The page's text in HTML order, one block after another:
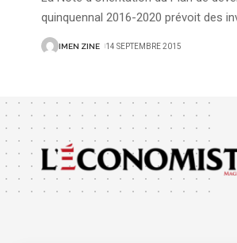
quinquennal 2016-2020 prévoit des
IMEN ZINE 14 SEPTEMBRE 2015